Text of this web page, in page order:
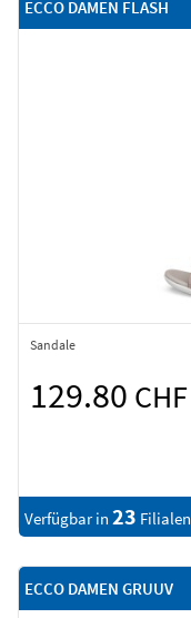
ECCO DAMEN FLASH
Sandale
129.80 CHF
Verfügbar in 23 Filialen
ECCO DAMEN GRUUV